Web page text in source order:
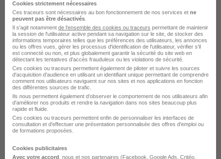
Mont-Saint-Martin - 54
365 jours
Voir l’offre
il y a 3 jours
Aide-Soignant de en Chirurgie H/F
Cookies strictement nécessaires
Ces traceurs sont nécessaires au bon fonctionnement de nos services et ne
peuvent pas être désactivés
Il s'agit notamment de l'ensemble des cookies ou traceurs permettant de maintenir
la session de l'utilisateur active pendant sa navigation sur le site, de stocker des
informations temporaires telles que les préférences des utilisateurs, les annonces
ou les offres vues, gérer les processus d'identification de l'utilisateur, vérifier s'il
est connecté ou non, et plus globalement garantir la sécurité du site web en
détectant les tentatives d'accès frauduleux ou les violations de sécurité.
Ces cookies ou traceurs permettent également de piloter et suivre les sources
d'acquisition d'audience en utilisant un identifiant unique permettant de comprendre
comment nos utilisateurs naviguent sur nos sites et nos applications en fonction
des différentes sources de trafic.
Ils nous permettent également d’observer le comportement de nos utilisateurs afin
d'améliorer nos produits et rendre la navigation dans nos sites beaucoup plus
rapide et fluide.
Ces cookies ou traceurs permettent enfin de personnaliser les interfaces de
consultation et d'effectuer une présentation personnalisée des offres d'emploi ou
de formations proposées.
Cookies publicitaires
Avec votre accord , nous et nos partenaires (Facebook, Google Ads , Critéo,